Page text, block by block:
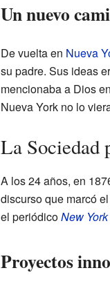
Un nuevo
De vuelta en Nueva
su padre. Sus ideas
mencionaba a Dios
Nueva York no lo
La Sociedad
A los 24 años, en
discurso que marcó
el periódicoNew
Proyectos